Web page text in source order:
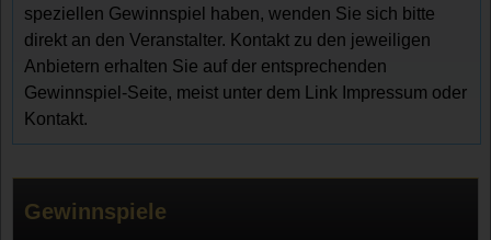
speziellen Gewinnspiel haben, wenden Sie sich bitte
direkt an den Veranstalter. Kontakt zu den jeweiligen
Anbietern erhalten Sie auf der entsprechenden
Gewinnspiel-Seite, meist unter dem Link Impressum oder
Kontakt.
Gewinnspiele